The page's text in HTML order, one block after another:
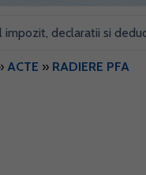
declaratii si
ACTE » RADIERE PFA